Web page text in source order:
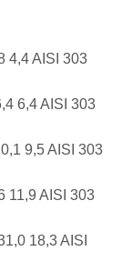
4,4 AISI 303
6,4 AISI 303
9,5 AISI 303
11,9 AISI 303
18,3 AISI